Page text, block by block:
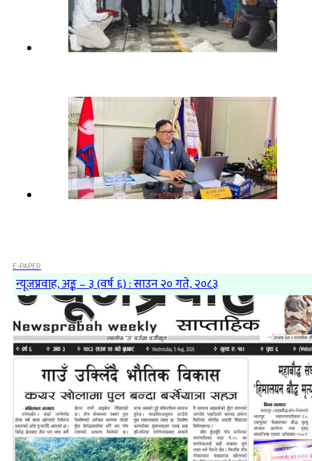
E-PAPER
न्यूजप्रवाह, अङ्क – ३ (वर्ष ६) : साउन २० गते, २०८३